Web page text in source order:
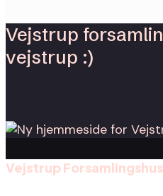
Vejstrup
vejstrup :)
Vejstrup Forsamlingshus